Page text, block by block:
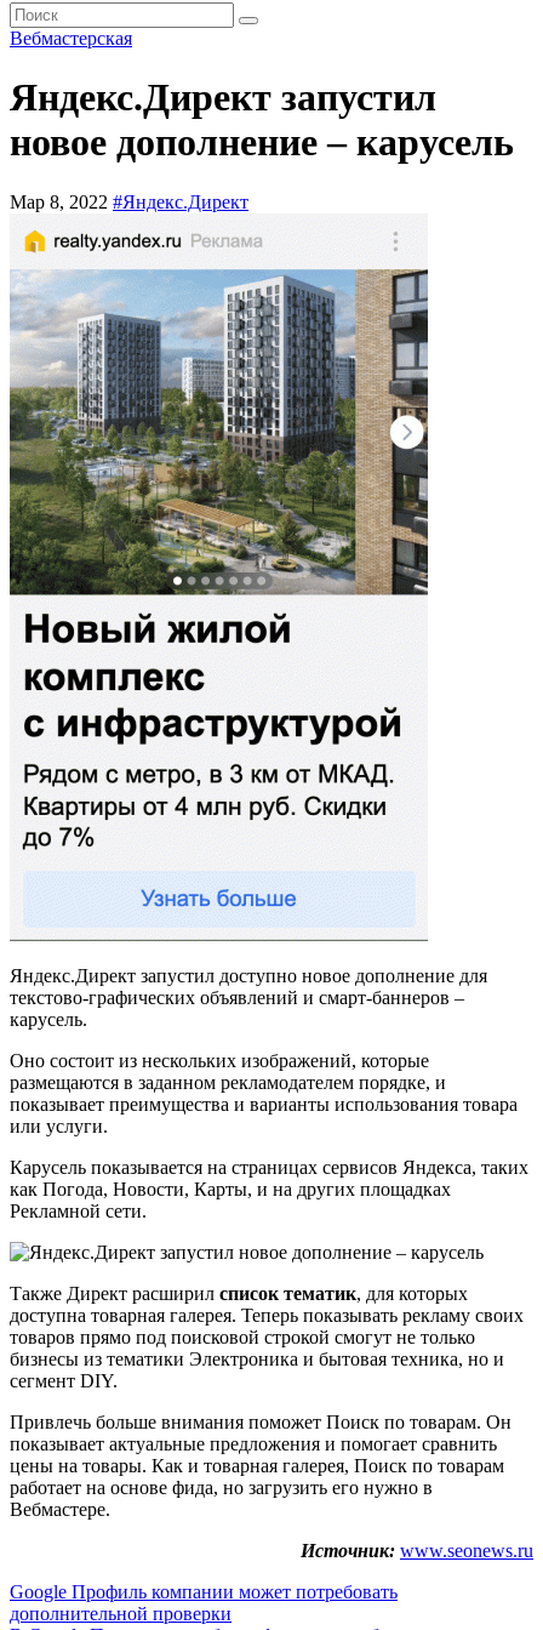
Вебмастерская
Яндекс.Директ запустил
новое дополнение – карусель
Мар 8, 2022 #Яндекс.Директ
Яндекс.Директ запустил доступно новое дополнение для
текстово-графических объявлений и смарт-баннеров –
карусель.
Оно состоит из нескольких изображений, которые
размещаются в заданном рекламодателем порядке, и
показывает преимущества и варианты использования товара
или услуги.
Карусель показывается на страницах сервисов Яндекса, таких
как Погода, Новости, Карты, и на других площадках
Рекламной сети.
Также Директ расширил список тематик, для которых
доступна товарная галерея. Теперь показывать рекламу своих
товаров прямо под поисковой строкой смогут не только
бизнесы из тематики Электроника и бытовая техника, но и
сегмент DIY.
Привлечь больше внимания поможет Поиск по товарам. Он
показывает актуальные предложения и помогает сравнить
цены на товары. Как и товарная галерея, Поиск по товарам
работает на основе фида, но загрузить его нужно в
Вебмастере.
Источник: www.seonews.ru
Навигация
Google Профиль компании может потребовать
дополнительной проверки